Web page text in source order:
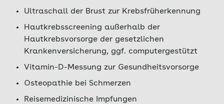
Ultraschall der Brust zur Krebsfrüherkennung
Hautkrebsscreening außerhalb der
Hautkrebsvorsorge der gesetzlichen
Krankenversicherung, ggf. computergestützt
Vitamin-D-Messung zur Gesundheitsvorsorge
Osteopathie bei Schmerzen
Reisemedizinische Impfungen